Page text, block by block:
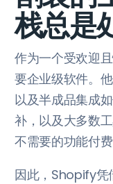
栈总是
作为一个受欢迎
要企业级软件。
以及半成品集成
补，以及大多数
不需要的功能付费
因此，Shopify凭